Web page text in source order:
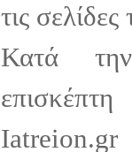
τις σελίδες
Κατά